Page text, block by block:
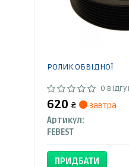
РОЛИК ОБВІДНОЇ
0
620 ₴
завтра
Артикул:
FEBEST
ПРИДБАТИ